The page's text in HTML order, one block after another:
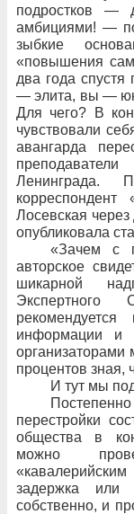
подростков
—
амбициями! —
зыбкие
«повышения
два года
— элита, вы —
Для чего? В
чувствовали
авангарда
преподаватели
Ленинграда.
корреспондент
Лосевская через
опубликовала
«Зачем с
авторское
шикарной
Экспертного
рекомендуется
информации и
организаторами
процентов зная,
И тут мы
перестройки
общества в
можно
задержка или
собственно, и